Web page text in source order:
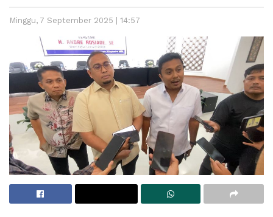
Minggu, 7 September 2025 | 14:57